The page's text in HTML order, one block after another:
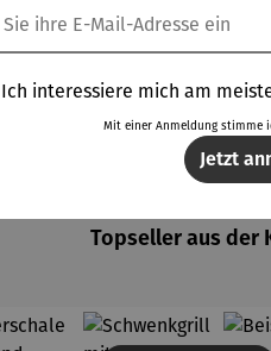
mit
Schallplat
tenablage
Topseller aus der
Ich interessiere mich am
Mit einer Anmeldung stimme
Jetzt